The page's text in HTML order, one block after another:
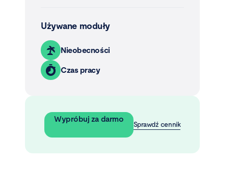
Używane moduły
Nieobecności
Czas pracy
Wypróbuj za darmo
Sprawdź cennik